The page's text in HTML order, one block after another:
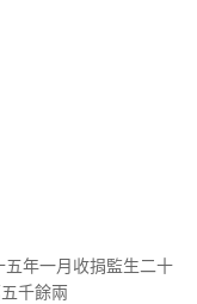
年一月收捐監生二十
千餘兩